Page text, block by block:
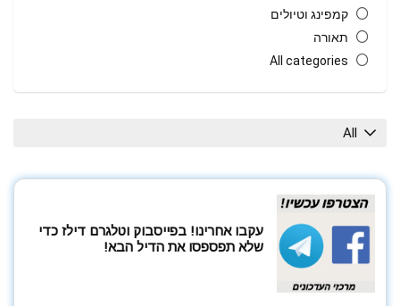
קמפינג וטיולים
תאורה
All categories
All
עקבו אחרינו! בפייסבוק וטלגרם דילז כדי
שלא תפספסו את הדיל הבא!